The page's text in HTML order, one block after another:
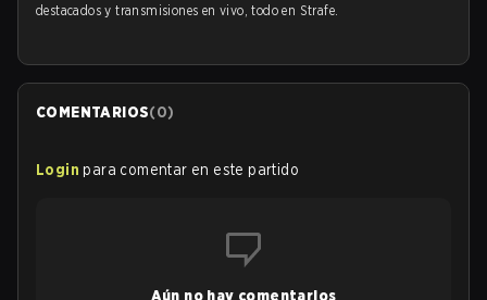
destacados y transmisiones en vivo, todo en Strafe.
COMENTARIOS(0)
Login para comentar en este partido
Aún no hay comentarios